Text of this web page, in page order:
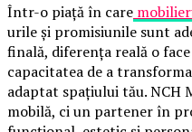
Într-o piață în care
urile și promisiunile sunt
finală, diferența reală o
capacitatea de a
adaptat spațiului tău. NCH
mobilă, ci un partener în